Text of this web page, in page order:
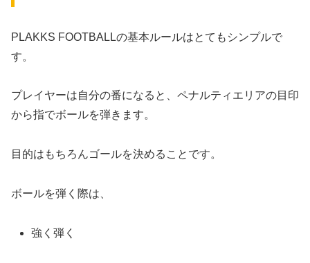
PLAKKS FOOTBALLの基本ルールはとてもシンプルで
す。
プレイヤーは自分の番になると、ペナルティエリアの目印
から指でボールを弾きます。
目的はもちろんゴールを決めることです。
ボールを弾く際は、
強く弾く